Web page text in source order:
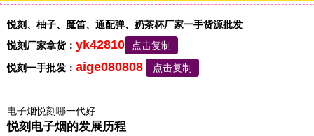
悦刻、柚子、魔笛、通配弹、奶茶杯厂家一手货源批发
悦刻厂家拿货： yk42810
点击复制
悦刻一手批发： aige080808 点击复制
电子烟悦刻哪一代好
悦刻电子烟的发展历程